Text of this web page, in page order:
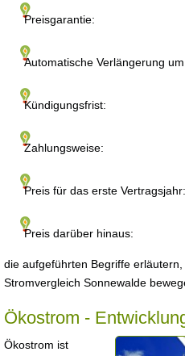
Preisgarantie:
Automatische Verlängerung
Kündigungsfrist:
Zahlungsweise:
Preis für das erste Vertragsjahr:
Preis darüber hinaus:
die aufgeführten Begriffe
Stromvergleich Sonnewalde
Ökostrom -
Ökostrom ist